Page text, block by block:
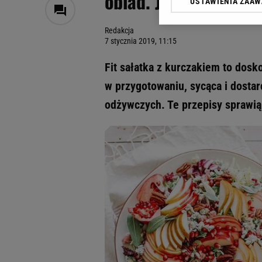
Redakcja
7 stycznia 2019, 11:15
Fit sałatka z kurczakiem to
w przygotowaniu, sycąca i
odżywczych. Te przepisy
Klikając „Akceptuję”
odnośnik „Ustawienia
My, nasi Zaufani
Użycie dokładnych
Przechowywanie